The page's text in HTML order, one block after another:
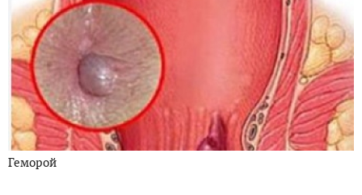
Геморой